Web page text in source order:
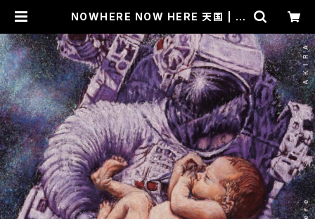
NOWHERE NOW HERE 天国 | A